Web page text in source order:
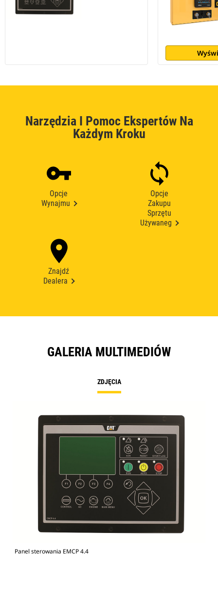
Narzędzia I Pomoc Ekspertów Na
Każdym Kroku
Opcje
Wynajmu
Opcje
Zakupu
Sprzętu
Używaneg
Znajdź
Dealera
GALERIA MULTIMEDIÓW
ZDJĘCIA
Panel sterowania EMCP 4.4